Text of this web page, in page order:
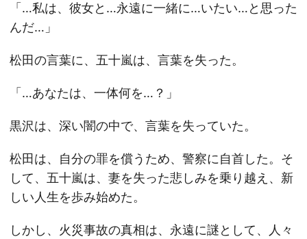
「…私は、彼女と…永遠に一緒に…いたい…と思った
んだ…」
松田の言葉に、五十嵐は、言葉を失った。
「…あなたは、一体何を…？」
黒沢は、深い闇の中で、言葉を失っていた。
松田は、自分の罪を償うため、警察に自首した。そ
して、五十嵐は、妻を失った悲しみを乗り越え、新
しい人生を歩み始めた。
しかし、火災事故の真相は、永遠に謎として、人々